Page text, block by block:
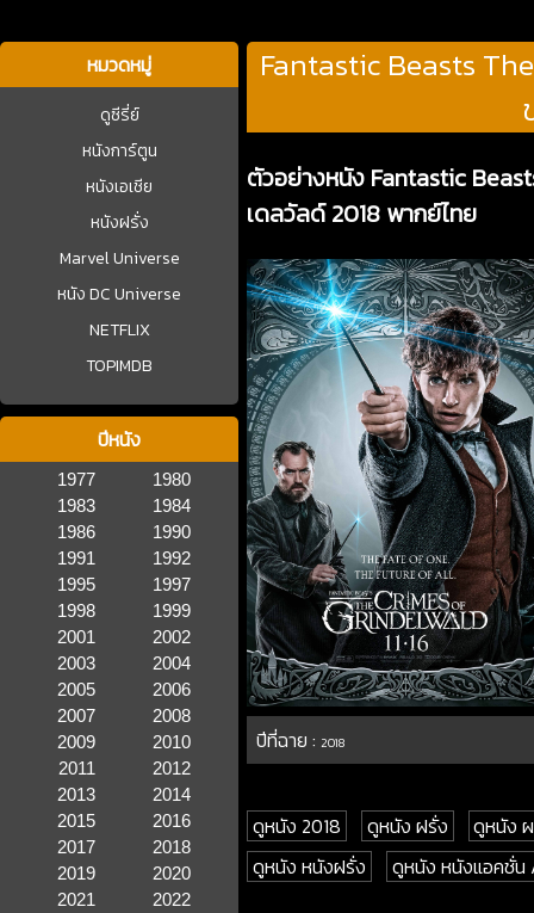
หมวดหมู่
ดูซีรี่ย์
หนังการ์ตูน
หนังเอเชีย
หนังฝรั่ง
Marvel Universe
หนัง DC Universe
NETFLIX
TOPIMDB
ปีหนัง
1977
1980
1983
1984
1986
1990
1991
1992
1995
1997
1998
1999
2001
2002
2003
2004
2005
2006
2007
2008
2009
2010
2011
2012
2013
2014
2015
2016
2017
2018
2019
2020
2021
2022
Fantastic Beasts
ตัวอย่างหนัง Fantastic
เดลวัลด์ 2018 พากย์ไทย
ปีที่ฉาย :2018
ดูหนัง 2018 ดูหนัง ฝรั่ง
ดูหนัง
ดูหนัง หนังฝรั่ง
ดูหนัง หนังแอคชั่น